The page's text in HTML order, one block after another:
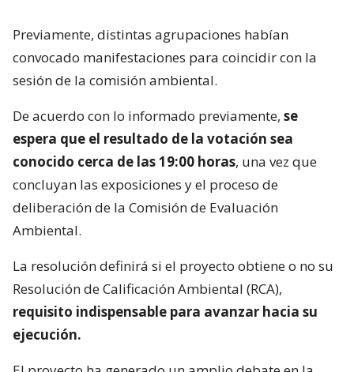
Previamente, distintas agrupaciones habían
convocado manifestaciones para coincidir con la
sesión de la comisión ambiental.
De acuerdo con lo informado previamente, se
espera que el resultado de la votación sea
conocido cerca de las 19:00 horas, una vez que
concluyan las exposiciones y el proceso de
deliberación de la Comisión de Evaluación
Ambiental.
La resolución definirá si el proyecto obtiene o no su
Resolución de Calificación Ambiental (RCA),
requisito indispensable para avanzar hacia su
ejecución.